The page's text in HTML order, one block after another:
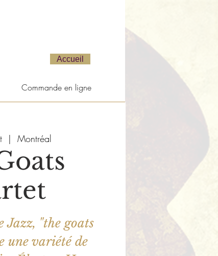
Accueil
Commande en ligne
  |
Montréal
Jazz, "the goats
une variété de